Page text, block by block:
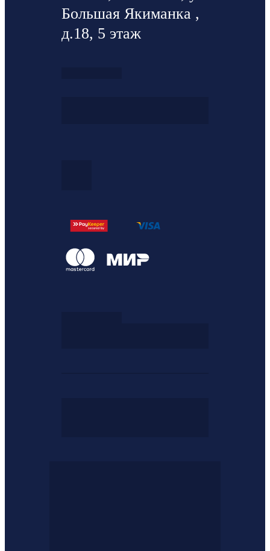
Большая Якиманка ,
д.18, 5 этаж